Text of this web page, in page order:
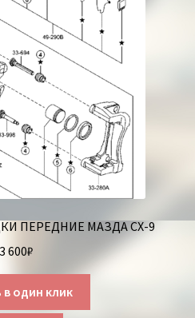
ПЕРЕДНИЕ МАЗДА СХ-9
3 600₽
в один клик